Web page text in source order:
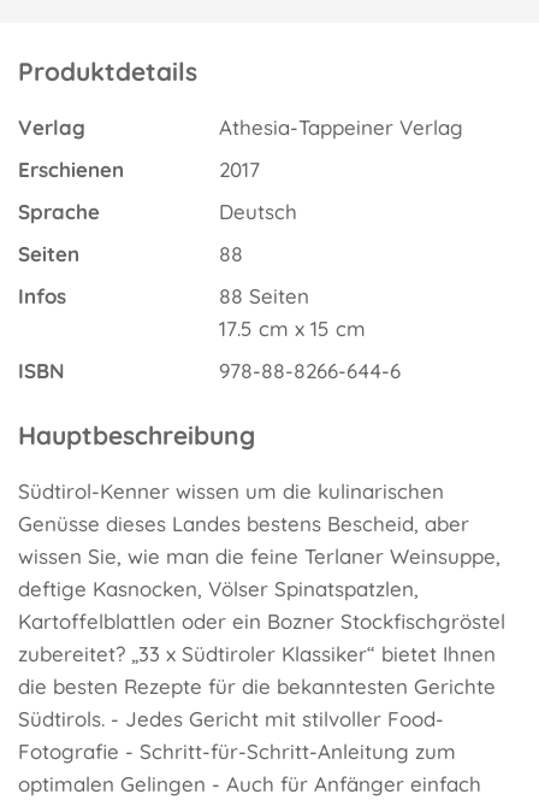
Produktdetails
Verlag
Athesia-Tappeiner Verlag
Erschienen
2017
Sprache
Deutsch
Seiten
88
Infos
88 Seiten
17.5 cm x 15 cm
ISBN
978-88-8266-644-6
Hauptbeschreibung
Südtirol-Kenner wissen um die kulinarischen
Genüsse dieses Landes bestens Bescheid, aber
wissen Sie, wie man die feine Terlaner Weinsuppe,
deftige Kasnocken, Völser Spinatspatzlen,
Kartoffelblattlen oder ein Bozner Stockfischgröstel
zubereitet? „33 x Südtiroler Klassiker“ bietet Ihnen
die besten Rezepte für die bekanntesten Gerichte
Südtirols. - Jedes Gericht mit stilvoller Food-
Fotografie - Schritt-für-Schritt-Anleitung zum
optimalen Gelingen - Auch für Anfänger einfach